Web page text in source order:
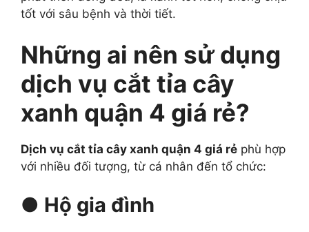
tốt với sâu bệnh và thời tiết.
Những ai nên sử dụng
dịch vụ cắt tỉa cây
xanh quận 4 giá rẻ?
Dịch vụ cắt tỉa cây xanh quận 4 giá rẻ phù hợp
với nhiều đối tượng, từ cá nhân đến tổ chức:
● Hộ gia đình